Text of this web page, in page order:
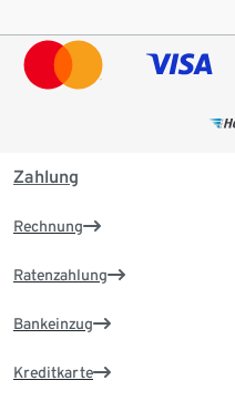
Zahlung
Rechnung
Ratenzahlung
Bankeinzug
Kreditkarte